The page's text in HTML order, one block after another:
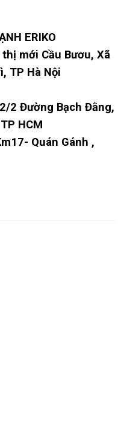
ERIKO
mới Cầu Bươu, Xã
TP Hà Nội
2 Đường Bạch Đằng,
HCM
Quán Gánh ,